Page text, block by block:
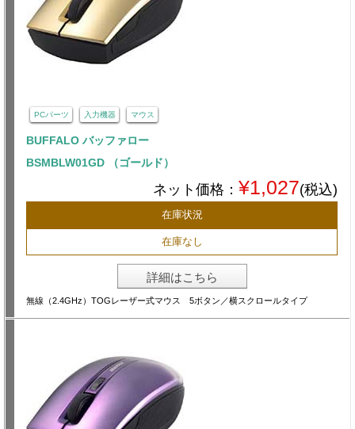
PCパーツ 入力機器 マウス
BUFFALO バッファロー
BSMBLW01GD （ゴールド）
ネット価格： ¥1,027(税込)
在庫状況
在庫なし
詳細はこちら
無線（2.4GHz）TOGレーザー式マウス 5ボタン／横スクロールタイプ